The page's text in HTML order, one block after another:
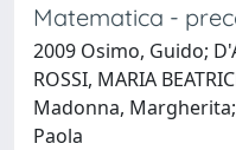
Matematica -
2009 Osimo, Guido;
ROSSI, MARIA
Madonna,
Paola